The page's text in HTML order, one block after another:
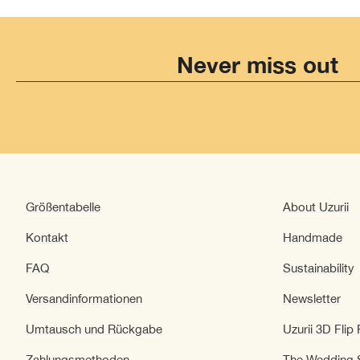
Never miss out
Größentabelle
Kontakt
FAQ
Versandinformationen
Umtausch und Rückgabe
About Uzurii
Handmade
Sustainability
Newsletter
Uzurii 3D Flip